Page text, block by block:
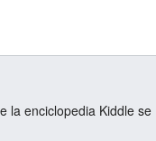
la enciclopedia Kiddle se